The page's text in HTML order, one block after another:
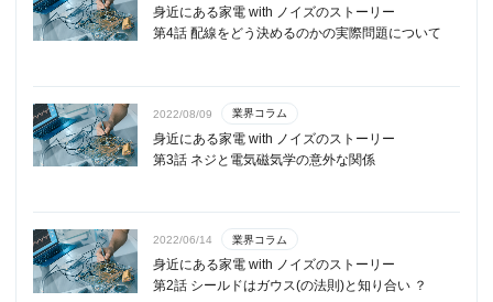
身近にある家電 with ノイズのストーリー
第4話 配線をどう決めるのかの実際問題について
2022/08/09 業界コラム
身近にある家電 with ノイズのストーリー
第3話 ネジと電気磁気学の意外な関係
2022/06/14 業界コラム
身近にある家電 with ノイズのストーリー
第2話 シールドはガウス(の法則)と知り合い ？